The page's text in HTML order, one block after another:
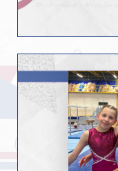
Budapest
A rangos
teljesítményt
Gyűrűn a
nyújtón
bronzéremmel
Kristóf
munkát és
jellemzi.
Gratulálunk